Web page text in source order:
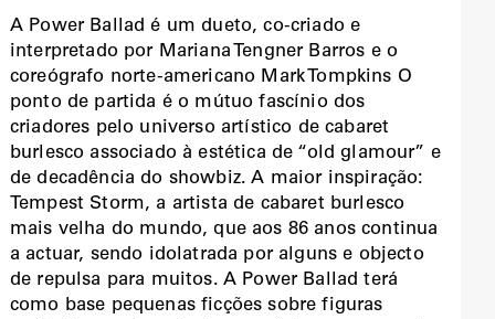
A Power Ballad é um dueto, co-criado e
interpretado por Mariana Tengner Barros e o
coreógrafo norte-americano Mark Tompkins O
ponto de partida é o mútuo fascínio dos
criadores pelo universo artístico de cabaret
burlesco associado à estética de “old glamour” e
de decadência do showbiz. A maior inspiração:
Tempest Storm, a artista de cabaret burlesco
mais velha do mundo, que aos 86 anos continua
a actuar, sendo idolatrada por alguns e objecto
de repulsa para muitos. A Power Ballad terá
como base pequenas ficções sobre figuras